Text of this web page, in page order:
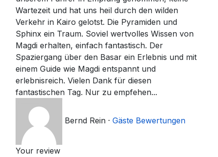
Wartezeit und hat uns heil durch den wilden
Verkehr in Kairo gelotst. Die Pyramiden und
Sphinx ein Traum. Soviel wertvolles Wissen von
Magdi erhalten, einfach fantastisch. Der
Spaziergang über den Basar ein Erlebnis und mit
einem Guide wie Magdi entspannt und
erlebnisreich. Vielen Dank für diesen
fantastischen Tag. Nur zu empfehen...
Bernd Rein · Gäste Bewertungen
Your review